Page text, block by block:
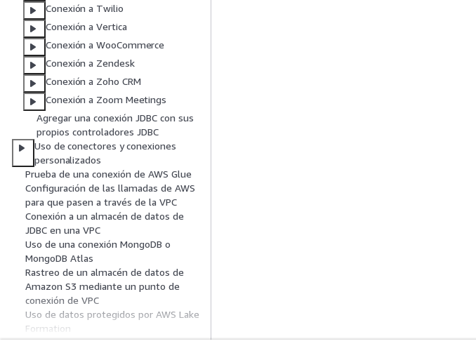
Conexión a Twilio
Conexión a Vertica
Conexión a WooCommerce
Conexión a Zendesk
Conexión a Zoho CRM
Conexión a Zoom Meetings
Agregar una conexión JDBC con sus
propios controladores JDBC
Uso de conectores y conexiones
personalizados
Prueba de una conexión de AWS Glue
Configuración de las llamadas de AWS
para que pasen a través de la VPC
Conexión a un almacén de datos de
JDBC en una VPC
Uso de una conexión MongoDB o
MongoDB Atlas
Rastreo de un almacén de datos de
Amazon S3 mediante un punto de
conexión de VPC
Uso de datos protegidos por AWS Lake
Formation
Solución de problemas de conexión